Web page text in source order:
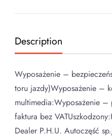
Description
Wyposażenie –
toru jazdy)Wyposażenie –
multimedia:Wyposażenie –
faktura bez
Dealer P.H.U. Autoczęść